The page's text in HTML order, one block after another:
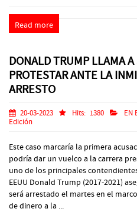
Read more
DONALD TRUMP LLAMA
PROTESTAR ANTE LA
ARRESTO
20-03-2023 Hits: 1380 EN
Edición
Este caso marcaría la primera
podría dar un vuelco a la carrera
uno de los principales
EEUU Donald Trump (2017-2021)
será arrestado el martes en el
de dinero a la ...